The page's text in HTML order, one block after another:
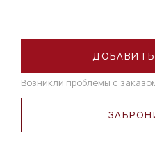
Возникли проблемы с